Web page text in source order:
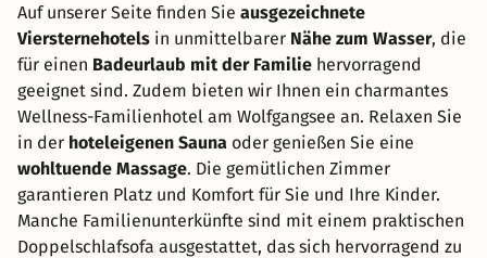
Auf unserer Seite finden Sie ausgezeichnete
Viersternehotels in unmittelbarer Nähe zum Wasser, die
für einen Badeurlaub mit der Familie hervorragend
geeignet sind. Zudem bieten wir Ihnen ein charmantes
Wellness-Familienhotel am Wolfgangsee an. Relaxen Sie
in der hoteleigenen Sauna oder genießen Sie eine
wohltuende Massage. Die gemütlichen Zimmer
garantieren Platz und Komfort für Sie und Ihre Kinder.
Manche Familienunterkünfte sind mit einem praktischen
Doppelschlafsofa ausgestattet, das sich hervorragend zu